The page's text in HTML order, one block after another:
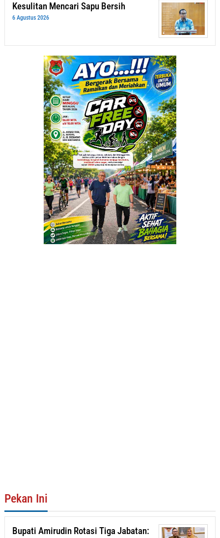
Kesulitan Mencari Sapu Bersih
6 Agustus 2026
Pekan Ini
Bupati Amirudin Rotasi Tiga Jabatan: